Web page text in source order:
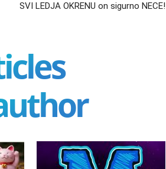
SVI LEDJA OKRENU on sigurno NECE!